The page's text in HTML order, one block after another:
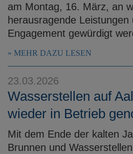
am Montag, 16. März, an
herausragende Leistungen
Engagement gewürdigt
MEHR DAZU LESEN
23.03.2026
Wasserstellen auf
wieder in Betrieb
Mit dem Ende der kalten
Brunnen und